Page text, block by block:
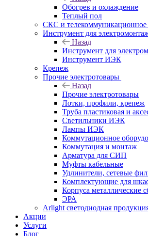
Обогрев и охлаждение
Теплый пол
СКС и телекоммуникационное
Инструмент для
Назад
Инструмент для
Инструмент ИЭК
Крепеж
Прочие электротовары
Назад
Прочие электротовары
Лотки, профили, крепеж
Труба пластиковая и
Светильники ИЭК
Лампы ИЭК
Коммутационное
Коммутация и монтаж
Арматура для СИП
Муфты кабельные
Удлинители, сетевые
Комплектующие для
Корпуса металлические
ЭРА
Arlight светодиодная
Акции
Услуги
Блог